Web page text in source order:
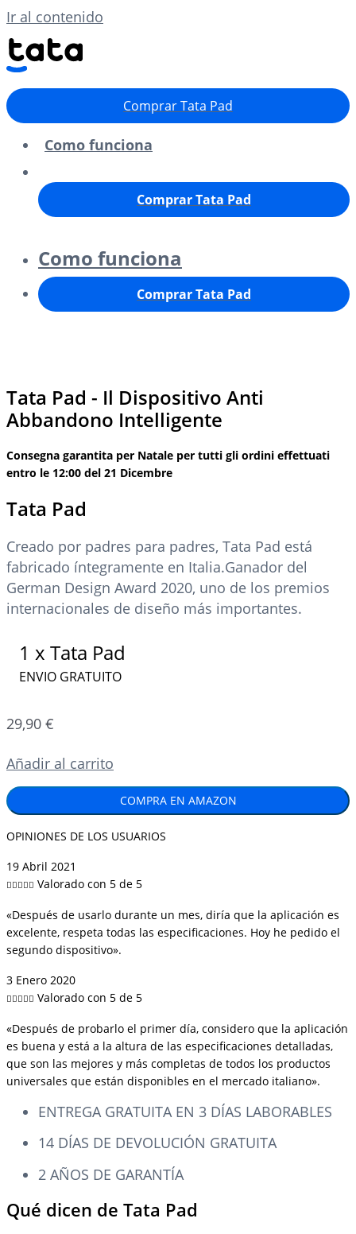
Ir al contenido
Comprar Tata Pad
Como funciona
Comprar Tata Pad
Como funciona
Comprar Tata Pad
Tata Pad - Il Dispositivo Anti
Abbandono Intelligente
Consegna garantita per Natale per tutti gli ordini effettuati
entro le 12:00 del 21 Dicembre
Tata Pad
Creado por padres para padres, Tata Pad está
fabricado íntegramente en Italia.Ganador del
German Design Award 2020, uno de los premios
internacionales de diseño más importantes.
1 x Tata Pad
ENVIO GRATUITO
29,90 €
Añadir al carrito
COMPRA EN AMAZON
OPINIONES DE LOS USUARIOS
19 Abril 2021
 Valorado con 5 de 5
«Después de usarlo durante un mes, diría que la aplicación es
excelente, respeta todas las especificaciones. Hoy he pedido el
segundo dispositivo».
3 Enero 2020
 Valorado con 5 de 5
«Después de probarlo el primer día, considero que la aplicación
es buena y está a la altura de las especificaciones detalladas,
que son las mejores y más completas de todos los productos
universales que están disponibles en el mercado italiano».
ENTREGA GRATUITA EN 3 DÍAS LABORABLES
14 DÍAS DE DEVOLUCIÓN GRATUITA
2 AÑOS DE GARANTÍA
Qué dicen de Tata Pad